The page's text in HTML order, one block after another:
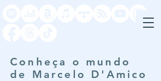
Conheça o mundo
de Marcelo D'Amico